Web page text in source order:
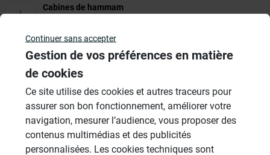
Cabines de hammam
Systèmes de panneaux à carreler
1206 Sujets
Aménagement Agencement
Revêtement Finition
19 Sujets
Continuer sans accepter
Gestion de vos préférences en matière
de cookies
Ce site utilise des cookies et autres traceurs pour
assurer son bon fonctionnement, améliorer votre
navigation, mesurer l’audience, vous proposer des
contenus multimédias et des publicités
personnalisées. Les cookies techniques sont